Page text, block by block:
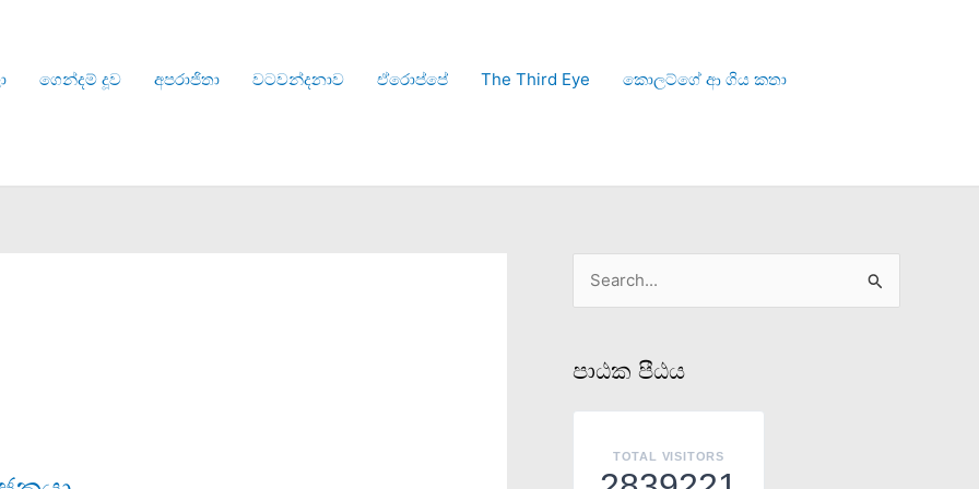
ගෙන්දම් දූව අපරාජිතා වටවන්දනාව ඒරොප්පේ The Third Eye
කොලට්ගේ ආ ගිය කතා
r
c
පාඨක පීඨය
TOTAL VISITORS